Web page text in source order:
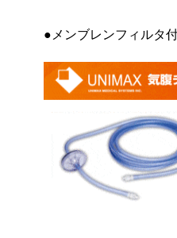
●メンブレンフィルタ